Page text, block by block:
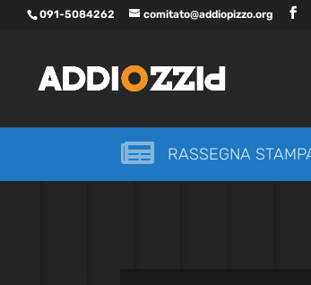
091-5084262 comitato@addiopizzo.org
 RASSEGNA